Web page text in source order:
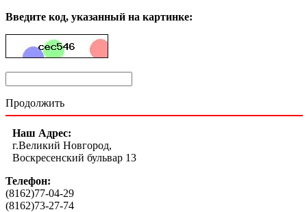
Введите код, указанный на картинке:
Продолжить
Наш Адрес:
г.Великий Новгород,
Воскресенский бульвар 13
Телефон:
(8162)77-04-29
(8162)73-27-74